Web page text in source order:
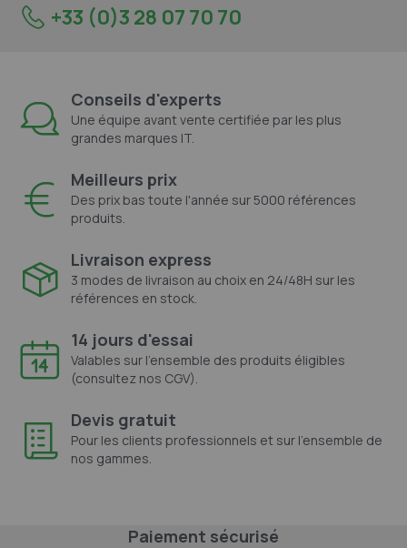
+33 (0)3 28 07 70 70
Conseils d'experts
Une équipe avant vente certifiée par les plus
grandes marques IT.
Meilleurs prix
Des prix bas toute l'année sur 5000 références
produits.
Livraison express
3 modes de livraison au choix en 24/48H sur les
références en stock.
14 jours d'essai
Valables sur l'ensemble des produits éligibles
(consultez nos CGV).
Devis gratuit
Pour les clients professionnels et sur l'ensemble de
nos gammes.
Paiement sécurisé